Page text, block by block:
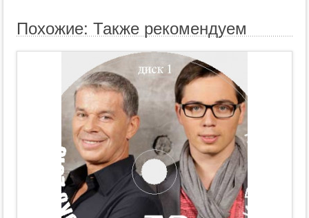
Похожие: Также рекомендуем